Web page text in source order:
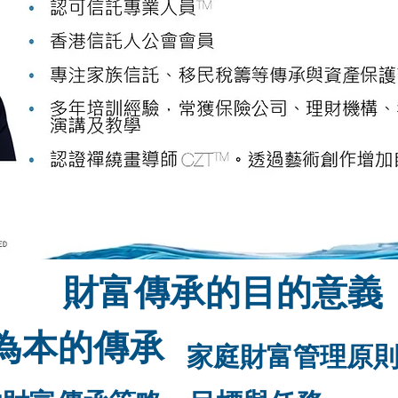
財富傳承的目的意義
本的傳承
家庭財富管理原